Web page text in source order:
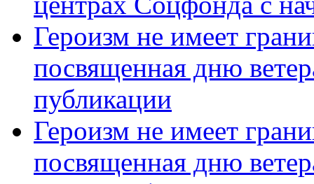
Героизм не имеет
посвященная дню
публикации
Героизм не имеет
посвященная дню